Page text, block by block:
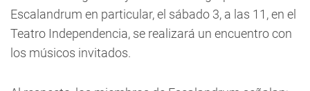
Escalandrum en particular, el sábado 3, a las 11, en el
Teatro Independencia, se realizará un encuentro con
los músicos invitados.